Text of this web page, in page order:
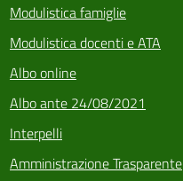
Modulistica famiglie
Modulistica docenti e ATA
Albo online
Albo ante 24/08/2021
Interpelli
Amministrazione Trasparente